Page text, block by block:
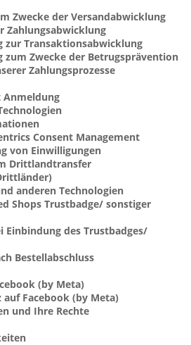
Zwecke der Versandabwicklung
Zahlungsabwicklung
zur Transaktionsabwicklung
zum Zwecke der Betrugsprävention
Zahlungsprozesse
Anmeldung
Consent Management
von Einwilligungen
Drittlandtransfer
anderen Technologien
Shops Trustbadge/ sonstiger
Einbindung des Trustbadges/
Bestellabschluss
(by Meta)
auf Facebook (by Meta)
und Ihre Rechte